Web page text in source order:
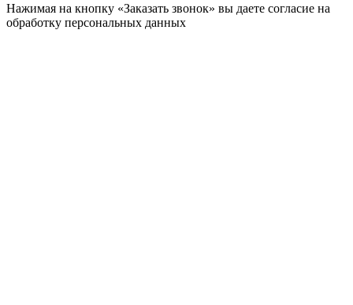
Нажимая на кнопку «Заказать звонок» вы даете согласие на
обработку персональных данных